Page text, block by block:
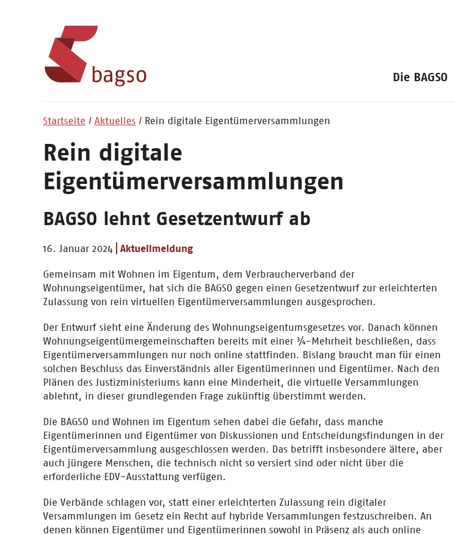
Die BAGSO
Startseite Aktuelles Rein digitale Eigentümerversammlungen
Rein digitale
Eigentümerversammlungen
BAGSO lehnt Gesetzentwurf ab
16. Januar 2024 Aktuellmeldung
Gemeinsam mit Wohnen im Eigentum, dem Verbraucherverband der
Wohnungseigentümer, hat sich die BAGSO gegen einen Gesetzentwurf zur erleichterten
Zulassung von rein virtuellen Eigentümerversammlungen ausgesprochen.
Der Entwurf sieht eine Änderung des Wohnungseigentumsgesetzes vor. Danach können
Wohnungseigentümergemeinschaften bereits mit einer ¾-Mehrheit beschließen, dass
Eigentümerversammlungen nur noch online stattfinden. Bislang braucht man für einen
solchen Beschluss das Einverständnis aller Eigentümerinnen und Eigentümer. Nach den
Plänen des Justizministeriums kann eine Minderheit, die virtuelle Versammlungen
ablehnt, in dieser grundlegenden Frage zukünftig überstimmt werden.
Die BAGSO und Wohnen im Eigentum sehen dabei die Gefahr, dass manche
Eigentümerinnen und Eigentümer von Diskussionen und Entscheidungsfindungen in der
Eigentümerversammlung ausgeschlossen werden. Das betrifft insbesondere ältere, aber
auch jüngere Menschen, die technisch nicht so versiert sind oder nicht über die
erforderliche EDV-Ausstattung verfügen.
Die Verbände schlagen vor, statt einer erleichterten Zulassung rein digitaler
Versammlungen im Gesetz ein Recht auf hybride Versammlungen festzuschreiben. An
denen können Eigentümer und Eigentümerinnen sowohl in Präsenz als auch online